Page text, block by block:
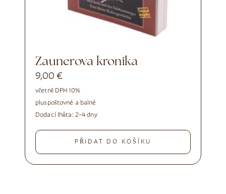
Zaunerova kronika
9,00€
včetně DPH 10%
pluspoštovné a balné
Dodací lhůta: 2–4 dny
PŘIDAT DO KOŠÍKU